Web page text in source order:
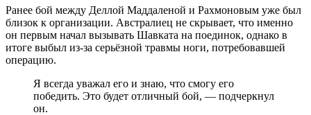
Ранее бой между Деллой Маддаленой и Рахмоновым уже был
близок к организации. Австралиец не скрывает, что именно
он первым начал вызывать Шавката на поединок, однако в
итоге выбыл из-за серьёзной травмы ноги, потребовавшей
операцию.
Я всегда уважал его и знаю, что смогу его
победить. Это будет отличный бой, — подчеркнул
он.